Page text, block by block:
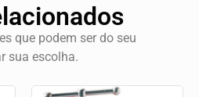
que podem ser do seu
sua escolha.